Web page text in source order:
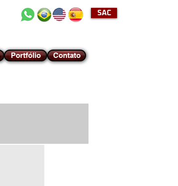
SAC
Portfólio Contato